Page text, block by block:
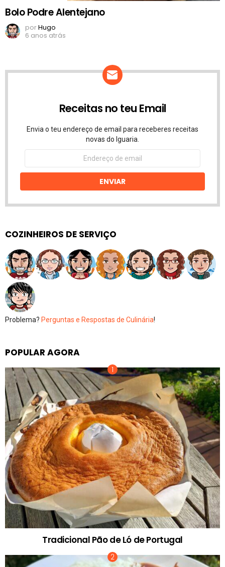
Bolo Podre Alentejano
porHugo
6 anos atrás
Receitas no teu Email
Envia o teu endereço de email para receberes receitas
novas do Iguaria.
Endereço
email
ENVIAR
COZINHEIROS DE SERVIÇO
Problema? Perguntas e Respostas de Culinária!
POPULAR AGORA
Tradicional Pão de Ló de Portugal